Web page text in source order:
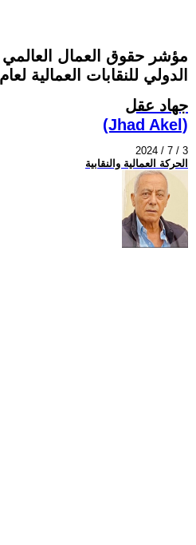
مؤشر حقوق العمال العالمي
الدولي للنقابات العمالية لعام 2024
جهاد عقل
(Jhad Akel)
2024 / 7 / 3
الحركة العمالية والنقابية